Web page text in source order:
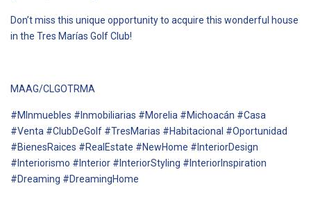
Don’t miss this unique opportunity to acquire this wonderful house
in the Tres Marías Golf Club!
MAAG/CLGOTRMA
#MInmuebles #Inmobiliarias #Morelia #Michoacán #Casa
#Venta #ClubDeGolf #TresMarias #Habitacional #Oportunidad
#BienesRaices #RealEstate #NewHome #InteriorDesign
#Interiorismo #Interior #InteriorStyling #InteriorInspiration
#Dreaming #DreamingHome